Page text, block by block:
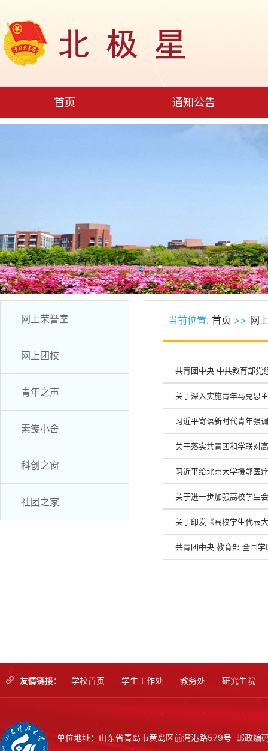
首页 通知公告
网上荣誉室
网上团校
青年之声
素笺小舍
科创之窗
社团之家
当前位置: 首页 >> 网
共青团中央 中共教育部党
关于深入实施青年马克思
习近平寄语新时代青年强
关于落实共青团和学联对
习近平给北京大学援鄂医
关于进一步加强高校学生
关于印发《高校学生代表
共青团中央 教育部 全国
友情链接： 学校首页 学生工作处 教务处 研究生院
单位地址：山东省青岛市黄岛区前湾港路579号 邮政